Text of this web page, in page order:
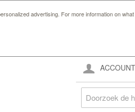
advertising. For more information on
ACCOUNT